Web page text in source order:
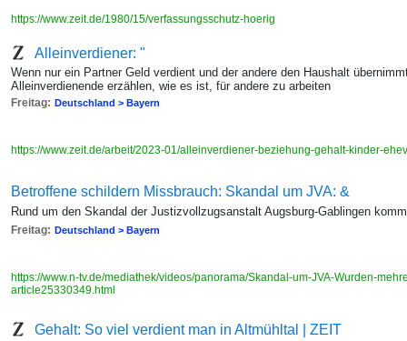
https://www.zeit.de/1980/15/verfassungsschutz-hoerig
Alleinverdiener: "
Wenn nur ein Partner Geld verdient und der andere den Haushalt
Alleinverdienende erzählen, wie es ist, für andere zu arbeiten
Freitag: Deutschland > Bayern
https://www.zeit.de/arbeit/2023-01/alleinverdiener-beziehung-gehalt-kinder-
Betroffene schildern Missbrauch: Skandal um JVA: &
Rund um den Skandal der Justizvollzugsanstalt Augsburg-Gablingen
Freitag: Deutschland > Bayern
https://www.n-tv.de/mediathek/videos/panorama/Skandal-um-JVA-Wurden-
article25330349.html
Gehalt: So viel verdient man in Altmühltal | ZEIT